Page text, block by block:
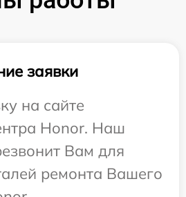
заявки
на сайте
Honor. Наш
Вам для
ремонта Вашего